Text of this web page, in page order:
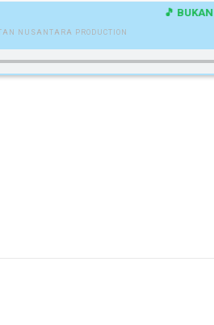
🎵 BUKAN
NUSANTARA PRODUCTION